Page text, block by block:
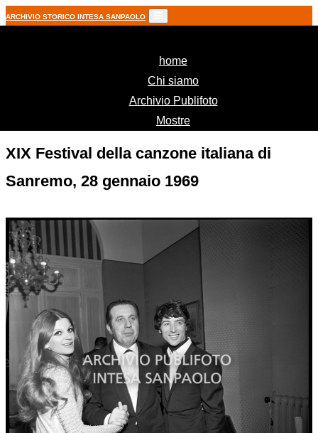
ARCHIVIO STORICO INTESA SANPAOLO
home(current)
Chi siamo
Archivio Publifoto
Mostre
XIX Festival della canzone italiana di
Sanremo, 28 gennaio 1969